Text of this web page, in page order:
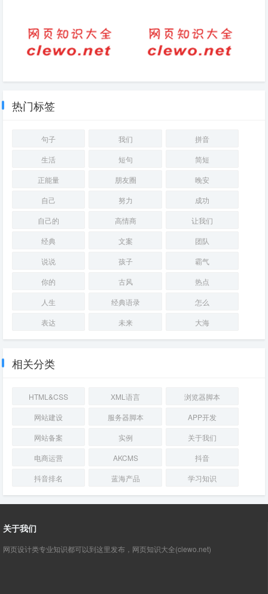
热门标签
句子 我们
拼音
生活
短句
简短
正能量
朋友圈
晚安
自己
努力
成功
自己的
高情商
让我们
经典
文案
团队
说说
孩子
霸气
你的
古风
热点
人生
经典语录
怎么
表达
未来 大海
相关分类
HTML&CSS XML语言
浏览器脚本
网站建设
服务器脚本
APP开发
网站备案
实例
关于我们
电商运营
AKCMS
抖音
抖音排名
蓝海产品 学习知识
关于我们
网页设计类专业知识都可以到这里发布，网页知识大全(clewo.net)